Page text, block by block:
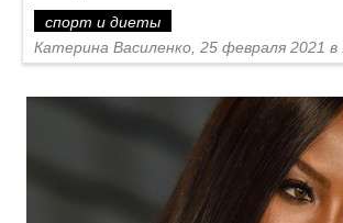
спорт и диеты
Катерина Василенко, 25 февраля 2021 в